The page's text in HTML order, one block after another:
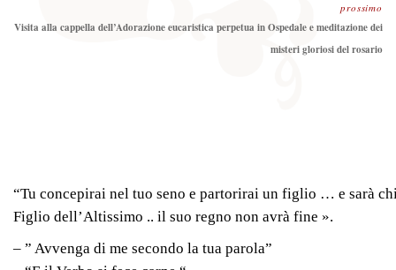
prossimo
Prossimo
Visita alla cappella dell’Adorazione eucaristica perpetua in Ospedale e meditazione dei
misteri gloriosi del rosario
“Tu concepirai nel tuo seno e partorirai un figlio … e sarà
Figlio dell’Altissimo .. il suo regno non avrà fine ».
– ” Avvenga di me secondo la tua parola”